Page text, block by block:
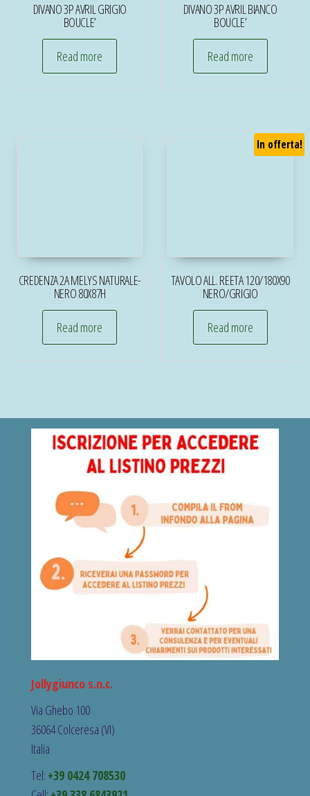
DIVANO 3P AVRIL GRIGIO
BOUCLE’
Read more
DIVANO 3P AVRIL BIANCO
BOUCLE’
Read more
CREDENZA 2A MELYS NATURALE-
NERO 80X87H
Read more
In offerta!
TAVOLO ALL. REETA 120/180X90
NERO/GRIGIO
Read more
Jollygiunco s.n.c.
Via Ghebo 100
36064 Colceresa (VI)
Italia
Tel: +39 0424 708530